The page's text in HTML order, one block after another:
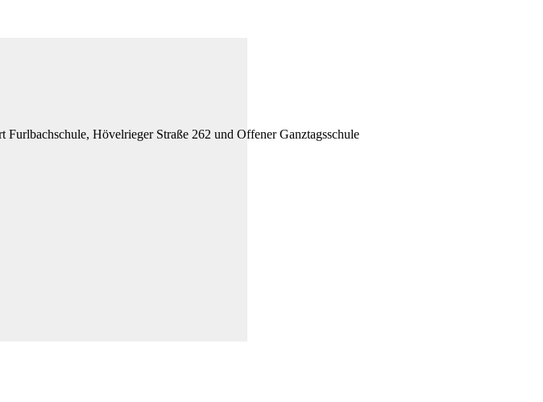
Hövelrieger Straße 262 und Offener Ganztagsschule